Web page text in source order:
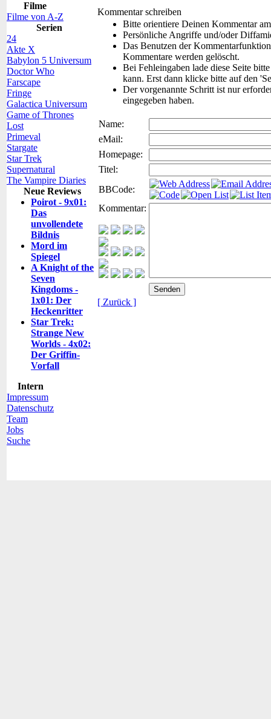
Filme
Filme von A-Z
Serien
24
Akte X
Babylon 5 Universum
Doctor Who
Farscape
Fringe
Galactica Universum
Game of Thrones
Lost
Primeval
Stargate
Star Trek
Supernatural
The Vampire Diaries
Neue Reviews
Poirot - 9x01:
Das
unvollendete
Bildnis
Mord im
Spiegel
A Knight of the
Seven
Kingdoms -
1x01: Der
Heckenritter
Star Trek:
Strange New
Worlds - 4x02:
Der Griffin-
Vorfall
Intern
Impressum
Datenschutz
Team
Jobs
Suche
Kommentar schreiben
Bitte orientiere Deinen Kommentar
Persönliche Angriffe und/oder
Das Benutzen der
Kommentare werden gelöscht.
Bei Fehleingaben lade diese Seite
kann. Erst dann klicke bitte auf den
Der vorgenannte Schritt ist nur
eingegeben haben.
Name:
eMail:
Homepage:
Titel:
BBCode:
Kommentar:
[ Zurück ]